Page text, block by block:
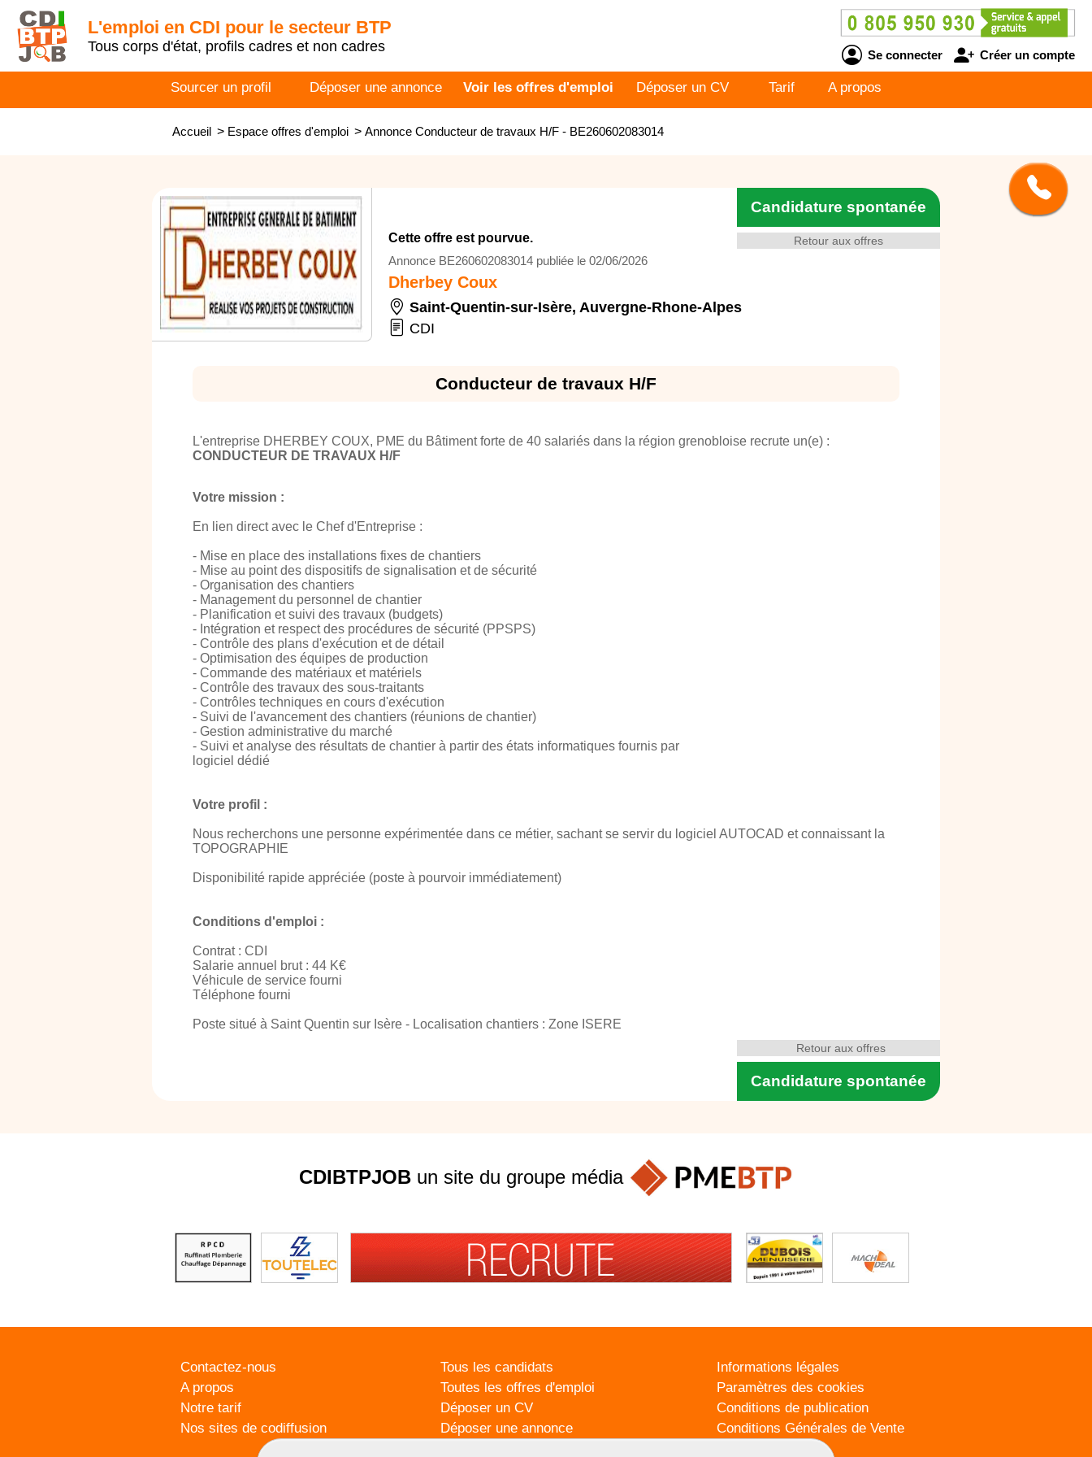
L'emploi en CDI pour le secteur BTP
Tous corps d'état, profils cadres et non cadres
Se connecter Créer un compte
Sourcer un profil Déposer une annonce Voir les offres d'emploi Déposer un CV Tarif A propos
Accueil > Espace offres d'emploi > Annonce Conducteur de travaux H/F - BE260602083014
Retour aux offres
Candidature spontanée
Cette offre est pourvue.
Annonce BE260602083014 publiée le 02/06/2026
Dherbey Coux
Saint-Quentin-sur-Isère, Auvergne-Rhone-Alpes
CDI
Conducteur de travaux H/F
L'entreprise DHERBEY COUX, PME du Bâtiment forte de 40 salariés dans la région grenobloise recrute un(e) :
CONDUCTEUR DE TRAVAUX H/F
Votre mission :
En lien direct avec le Chef d'Entreprise :
- Mise en place des installations fixes de chantiers
- Mise au point des dispositifs de signalisation et de sécurité
- Organisation des chantiers
- Management du personnel de chantier
- Planification et suivi des travaux (budgets)
- Intégration et respect des procédures de sécurité (PPSPS)
- Contrôle des plans d'exécution et de détail
- Optimisation des équipes de production
- Commande des matériaux et matériels
- Contrôle des travaux des sous-traitants
- Contrôles techniques en cours d'exécution
- Suivi de l'avancement des chantiers (réunions de chantier)
- Gestion administrative du marché
- Suivi et analyse des résultats de chantier à partir des états informatiques fournis par
logiciel dédié
Votre profil :
Nous recherchons une personne expérimentée dans ce métier, sachant se servir du logiciel AUTOCAD et connaissant la
TOPOGRAPHIE
Disponibilité rapide appréciée (poste à pourvoir immédiatement)
Conditions d'emploi :
Contrat : CDI
Salarie annuel brut : 44 K€
Véhicule de service fourni
Téléphone fourni
Poste situé à Saint Quentin sur Isère - Localisation chantiers : Zone ISERE
Candidature spontanée
Retour aux offres
CDIBTPJOBun site du groupe média
Contactez-nous
A propos
Notre tarif
Nos sites de codiffusion
Tous les candidats
Toutes les offres d'emploi
Déposer un CV
Déposer une annonce
Informations légales
Paramètres des cookies
Conditions de publication
Conditions Générales de Vente